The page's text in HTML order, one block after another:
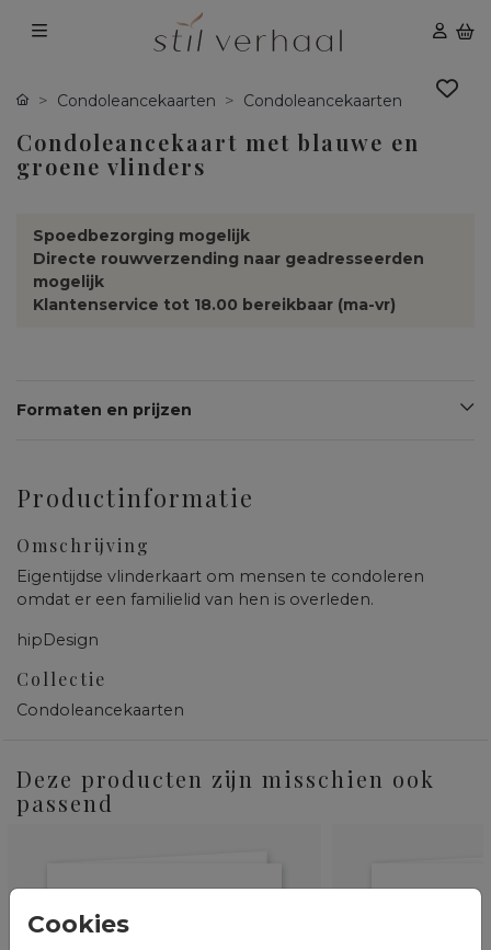
Cookies
Condoleancekaarten Condoleancekaarten
Condoleancekaart met blauwe en
groene vlinders
Spoedbezorging mogelijk
Directe rouwverzending naar geadresseerden
mogelijk
Klantenservice tot 18.00 bereikbaar (ma-vr)
Formaten en prijzen
Productinformatie
Omschrijving
Eigentijdse vlinderkaart om mensen te condoleren
omdat er een familielid van hen is overleden.
hipDesign
Collectie
Condoleancekaarten
Deze producten zijn misschien ook
passend